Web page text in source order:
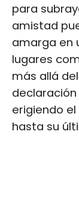
para
amistad
amarga en
lugares
más allá
erigiendo
hasta su